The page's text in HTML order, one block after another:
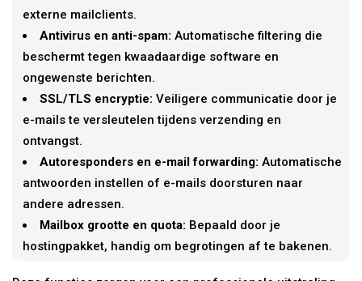
externe mailclients.
Antivirus en anti-spam: Automatische filtering die
beschermt tegen kwaadaardige software en
ongewenste berichten.
SSL/TLS encryptie: Veiligere communicatie door je
e-mails te versleutelen tijdens verzending en
ontvangst.
Autoresponders en e-mail forwarding: Automatische
antwoorden instellen of e-mails doorsturen naar
andere adressen.
Mailbox grootte en quota: Bepaald door je
hostingpakket, handig om begrotingen af te bakenen.